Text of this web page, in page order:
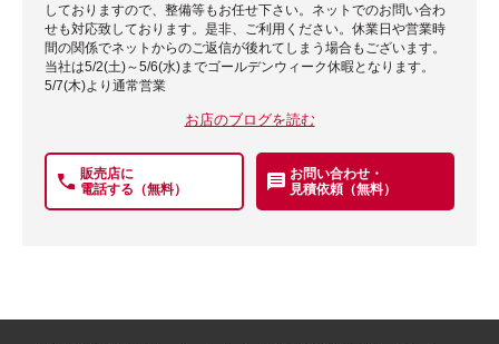
しておりますので、整備等もお任せ下さい。ネットでのお問い合わ
せも対応致しております。是非、ご利用ください。休業日や営業時
間の関係でネットからのご返信が後れてしまう場合もございます。
当社は5/2(土)～5/6(水)までゴールデンウィーク休暇となります。
5/7(木)より通常営業
お店のブログを読む
販売店に
電話する（無料）
お問い合わせ・
見積依頼（無料）